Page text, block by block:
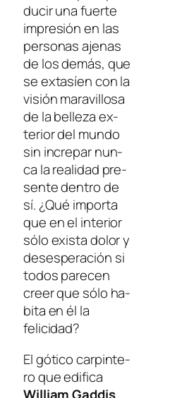
du­cir una fuer­te
im­pre­sión en las
per­so­nas aje­nas
de los de­más, que
se ex­ta­síen con la
vi­sión ma­ra­vi­llo­sa
de la be­lle­za ex­
te­rior del mun­do
sin in­cre­par nun­
ca la reali­dad pre­
sen­te den­tro de
sí. ¿Qué im­por­ta
que en el in­te­rior
só­lo exis­ta do­lor y
de­ses­pe­ra­ción si
to­dos pa­re­cen
creer que só­lo ha­
bi­ta en él la
felicidad?
El gó­ti­co car­pin­te­
ro que edi­fi­ca